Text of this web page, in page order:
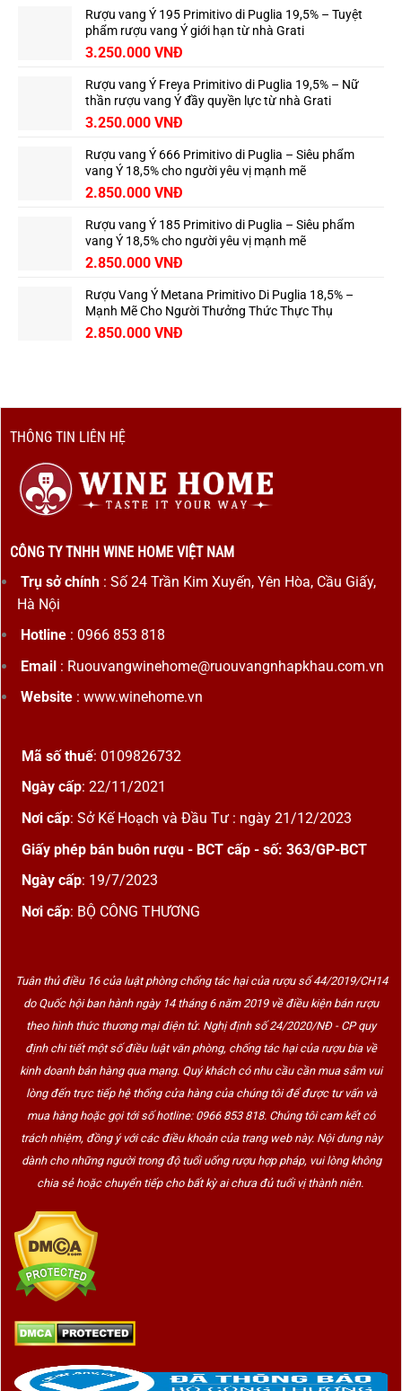
Saint-
Émilion
bảo
đại
tinh
thiên
nhiên
Rượu vang Ý 195 Primitivo di Puglia 19,5% – Tuyệt
phẩm rượu vang Ý giới hạn từ nhà Grati
3.250.000 VNĐ
Rượu vang Ý Freya Primitivo di Puglia 19,5% – Nữ
thần rượu vang Ý đầy quyền lực từ nhà Grati
3.250.000 VNĐ
Rượu vang Ý 666 Primitivo di Puglia – Siêu phẩm
vang Ý 18,5% cho người yêu vị mạnh mẽ
2.850.000 VNĐ
Rượu vang Ý 185 Primitivo di Puglia – Siêu phẩm
vang Ý 18,5% cho người yêu vị mạnh mẽ
2.850.000 VNĐ
Rượu Vang Ý Metana Primitivo Di Puglia 18,5% –
Mạnh Mẽ Cho Người Thưởng Thức Thực Thụ
2.850.000 VNĐ
THÔNG TIN LIÊN HỆ
CÔNG TY TNHH WINE HOME VIỆT NAM
Trụ sở chính: Số 24 Trần Kim Xuyến, Yên Hòa, Cầu Giấy,
Hà Nội
Hotline: 0966 853 818
Email: Ruouvangwinehome@ruouvangnhapkhau.com.vn
Website: www.winehome.vn
Mã số thuế: 0109826732
Ngày cấp: 22/11/2021
Nơi cấp: Sở Kế Hoạch và Đầu Tư : ngày 21/12/2023
Giấy phép bán buôn rượu - BCT cấp - số: 363/GP-BCT
Ngày cấp: 19/7/2023
Nơi cấp: BỘ CÔNG THƯƠNG
Tuân thủ điều 16 của luật phòng chống tác hại của rượu số 44/2019/CH14
do Quốc hội ban hành ngày 14 tháng 6 năm 2019 về điều kiện bán rượu
theo hình thức thương mại điện tử. Nghị định số 24/2020/NĐ - CP quy
định chi tiết một số điều luật văn phòng, chống tác hại của rượu bia về
kinh doanh bán hàng qua mạng. Quý khách có nhu cầu cần mua sắm vui
lòng đến trực tiếp hệ thống cửa hàng của chúng tôi để được tư vấn và
mua hàng hoặc gọi tới số hotline: 0966 853 818. Chúng tôi cam kết có
trách nhiệm, đồng ý với các điều khoản của trang web này. Nội dung này
dành cho những người trong độ tuổi uống rượu hợp pháp, vui lòng không
chia sẻ hoặc chuyển tiếp cho bất kỳ ai chưa đủ tuổi vị thành niên.